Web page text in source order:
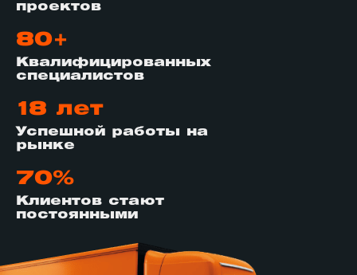
проектов
80+
Квалифицированных
специалистов
18 лет
Успешной работы на
рынке
70%
Клиентов стают
постоянными